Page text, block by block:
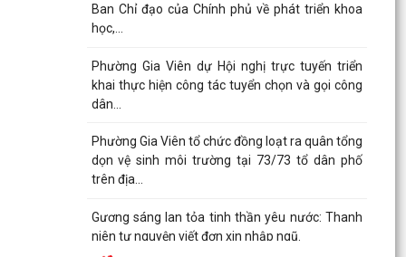
Ban Chỉ đạo của Chính phủ về phát triển khoa
học,...
Phường Gia Viên dự Hội nghị trực tuyến triển
khai thực hiện công tác tuyển chọn và gọi công
dân...
Phường Gia Viên tổ chức đồng loạt ra quân tổng
dọn vệ sinh môi trường tại 73/73 tổ dân phố
trên địa...
Gương sáng lan tỏa tinh thần yêu nước: Thanh
niên tự nguyện viết đơn xin nhập ngũ.